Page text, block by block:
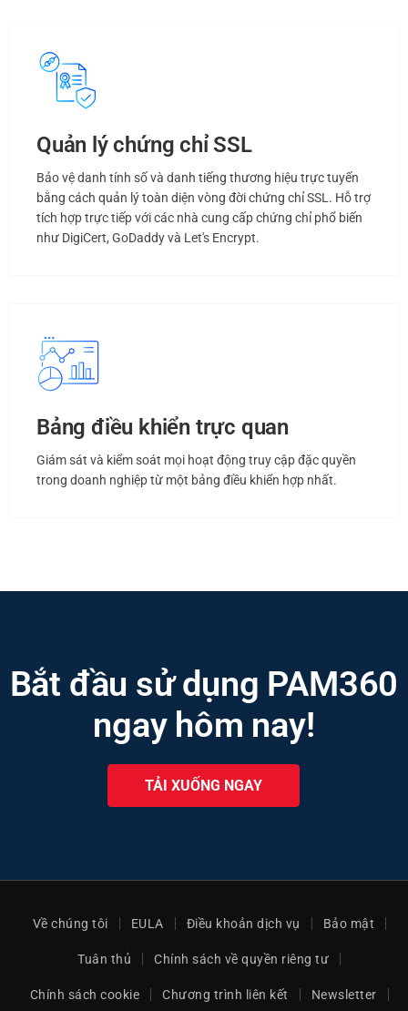
Quản lý chứng chỉ SSL
Bảo vệ danh tính số và danh tiếng thương hiệu trực tuyến
bằng cách quản lý toàn diện vòng đời chứng chỉ SSL. Hỗ trợ
tích hợp trực tiếp với các nhà cung cấp chứng chỉ phổ biến
như DigiCert, GoDaddy và Let's Encrypt.
Bảng điều khiển trực quan
Giám sát và kiểm soát mọi hoạt động truy cập đặc quyền
trong doanh nghiệp từ một bảng điều khiển hợp nhất.
Bắt đầu sử dụng PAM360
ngay hôm nay!
TẢI XUỐNG NGAY
Về chúng tôi EULA Điều khoản dịch vụ Bảo mật
Tuân thủ Chính sách về quyền riêng tư
Chính sách cookie Chương trình liên kết Newsletter